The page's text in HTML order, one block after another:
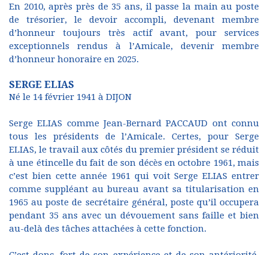
En 2010, après près de 35 ans, il passe la main au poste
de trésorier, le devoir accompli, devenant membre
d’honneur toujours très actif avant, pour services
exceptionnels rendus à l’Amicale, devenir membre
d’honneur honoraire en 2025.
SERGE ELIAS
Né le 14 février 1941 à DIJON
Serge ELIAS comme Jean-Bernard PACCAUD ont connu
tous les présidents de l’Amicale. Certes, pour Serge
ELIAS, le travail aux côtés du premier président se réduit
à une étincelle du fait de son décès en octobre 1961, mais
c’est bien cette année 1961 qui voit Serge ELIAS entrer
comme suppléant au bureau avant sa titularisation en
1965 au poste de secrétaire général, poste qu’il occupera
pendant 35 ans avec un dévouement sans faille et bien
au-delà des tâches attachées à cette fonction.